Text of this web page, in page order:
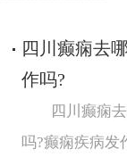
四川癫痫去
作吗?
四川癫痫
吗?癫痫疾病发